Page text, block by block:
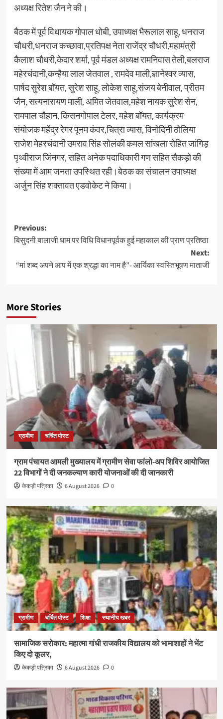
अध्यक्ष रितेश जैन ने की।
बैठक में पूर्व विधायक गोपाल धोबी, उपाध्यक्ष भैरूलाल साहू, धनराज
चौधरी,धनराज कच्छावा,प्रतिपक्ष नेता राजेंद्र चौधरी,महामंत्री
कैलाश चौधरी,केदार शर्मा, पूर्व मंडल अध्यक्ष रामनिवास तेली,बलराज
महेरचंदानी,कन्हैया लाल जेतवाल , रामदेव माली,ज्ञानेश्वर व्यास,
पार्षद सुरेश बॉयत, सुरेश साहू, लोकेश साहू,संजय बेनीवाल, प्रीतम
जैन, सत्यनारायण माली, अमित जेतवाल,महेश नायक सुरेश सेन,
रामपाल चौहान, किसनगोपाल टेलर, महेश बॉयत, कार्यक्रम
संयोजक महेंद्र रेगर पूनम कंवर,चित्रा व्यास, विनोदिनी ठोलिया
राजेश मेहरचंदानी उमराव सिंह सोलंकी कमल सांखला रोहित जांगिड़
पृथ्वीराज जिंनगर, सहित अनेक पदाधिकारी गण सहित सैकड़ो की
संख्या में आम जनता उपस्थित रही।बेठक का संचालन उपाध्यक्ष
अर्जुन सिंह शक्तावत एडवोकेट ने किया।
Previous:
बिसुदनी बालाजी धाम पर विधि विधानपूर्वक हुई महाकाल की प्राण प्रतिष्ठा
Next:
“मां शब्द अपने आप में एक श्रद्धा का नाम है”- आर्यिका स्वस्तिभूषण माताजी
More Stories
ग्रामीण चर्चित पोस्ट
ग्राम पंचायत आमली मुख्यालय में ग्रामीण सेवा फांलो-अप शिविर आयोजित
22 विभागों ने दी जनकल्याण कारी योजनाओं की दी जानकारी
केकड़ी पत्रिका 6 August 2026 0
ग्रामीण चर्चित पोस्ट शिक्षा स्थानीय खबर
सामाजिक सरोकार: महात्मा गांधी राजकीय विद्यालय को भामाशाहों ने भेंट
किए दो कूलर,
केकड़ी पत्रिका 6 August 2026 0